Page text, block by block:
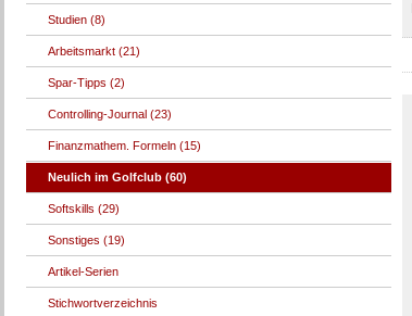
Studien (8)
Arbeitsmarkt (21)
Spar-Tipps (2)
Controlling-Journal (23)
Finanzmathem. Formeln (15)
Neulich im Golfclub (60)
Softskills (29)
Sonstiges (19)
Artikel-Serien
Stichwortverzeichnis